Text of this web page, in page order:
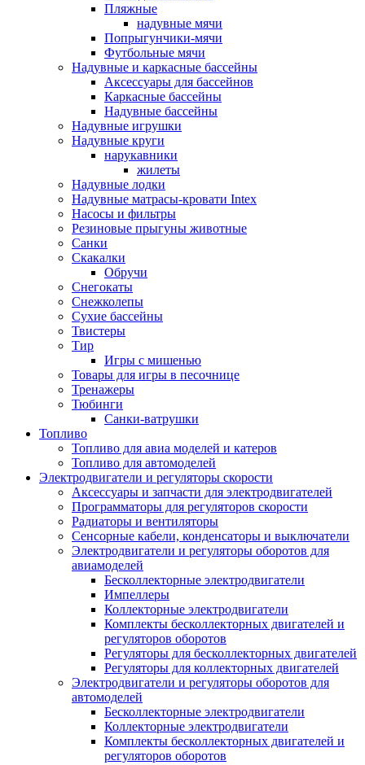
Пляжные
надувные мячи
Попрыгунчики-мячи
Футбольные мячи
Надувные и каркасные бассейны
Аксессуары для бассейнов
Каркасные бассейны
Надувные бассейны
Надувные игрушки
Надувные круги
нарукавники
жилеты
Надувные лодки
Надувные матрасы-кровати Intex
Насосы и фильтры
Резиновые прыгуны животные
Санки
Скакалки
Обручи
Снегокаты
Снежколепы
Сухие бассейны
Твистеры
Тир
Игры с мишенью
Товары для игры в песочнице
Тренажеры
Тюбинги
Санки-ватрушки
Топливо
Топливо для авиа моделей и катеров
Топливо для автомоделей
Электродвигатели и регуляторы скорости
Аксессуары и запчасти для электродвигателей
Программаторы для регуляторов скорости
Радиаторы и вентиляторы
Сенсорные кабели, конденсаторы и выключатели
Электродвигатели и регуляторы оборотов для
авиамоделей
Бесколлекторные электродвигатели
Импеллеры
Коллекторные электродвигатели
Комплекты бесколлекторных двигателей и
регуляторов оборотов
Регуляторы для бесколлекторных двигателей
Регуляторы для коллекторных двигателей
Электродвигатели и регуляторы оборотов для
автомоделей
Бесколлекторные электродвигатели
Коллекторные электродвигатели
Комплекты бесколлекторных двигателей и
регуляторов оборотов